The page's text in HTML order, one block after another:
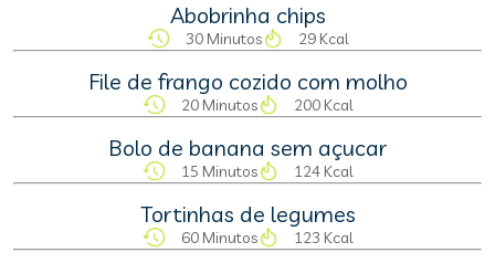
Abobrinha chips
30 Minutos 29 Kcal
File de frango cozido com molho
20 Minutos 200 Kcal
Bolo de banana sem açucar
15 Minutos 124 Kcal
Tortinhas de legumes
60 Minutos 123 Kcal